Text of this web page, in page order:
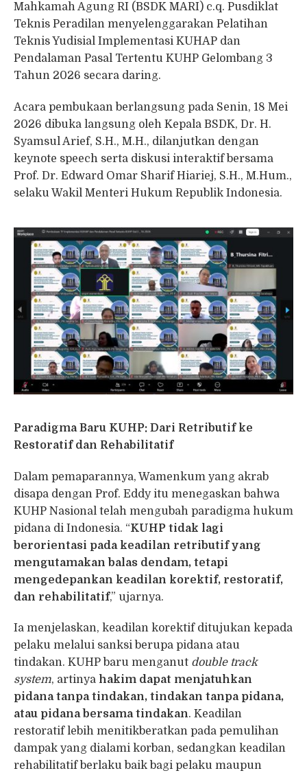
Mahkamah Agung RI (BSDK MARI) c.q. Pusdiklat
Teknis Peradilan menyelenggarakan Pelatihan
Teknis Yudisial Implementasi KUHAP dan
Pendalaman Pasal Tertentu KUHP Gelombang 3
Tahun 2026 secara daring.
Acara pembukaan berlangsung pada Senin, 18 Mei
2026 dibuka langsung oleh Kepala BSDK, Dr. H.
Syamsul Arief, S.H., M.H., dilanjutkan dengan
keynote speech serta diskusi interaktif bersama
Prof. Dr. Edward Omar Sharif Hiariej, S.H., M.Hum.,
selaku Wakil Menteri Hukum Republik Indonesia.
Paradigma Baru KUHP: Dari Retributif ke
Restoratif dan Rehabilitatif
Dalam pemaparannya, Wamenkum yang akrab
disapa dengan Prof. Eddy itu menegaskan bahwa
KUHP Nasional telah mengubah paradigma hukum
pidana di Indonesia. “KUHP tidak lagi
berorientasi pada keadilan retributif yang
mengutamakan balas dendam, tetapi
mengedepankan keadilan korektif, restoratif,
dan rehabilitatif,” ujarnya.
Ia menjelaskan, keadilan korektif ditujukan kepada
pelaku melalui sanksi berupa pidana atau
tindakan. KUHP baru menganut double track
system, artinya hakim dapat menjatuhkan
pidana tanpa tindakan, tindakan tanpa pidana,
atau pidana bersama tindakan. Keadilan
restoratif lebih menitikberatkan pada pemulihan
dampak yang dialami korban, sedangkan keadilan
rehabilitatif berlaku baik bagi pelaku maupun